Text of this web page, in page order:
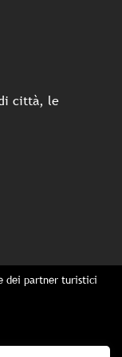
città, le
dei partner turistici